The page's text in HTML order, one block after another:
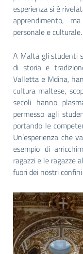
esperienza si è
apprendimento,
personale e culturale.
A Malta gli studenti
di storia e
Valletta e Mdina,
cultura maltese,
secoli hanno
permesso agli
portando le
Un’esperienza che
esempio di
ragazzi e le ragazze
fuori dei nostri